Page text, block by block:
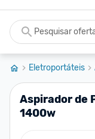
Eletroportáteis
Aspirador de
1400w